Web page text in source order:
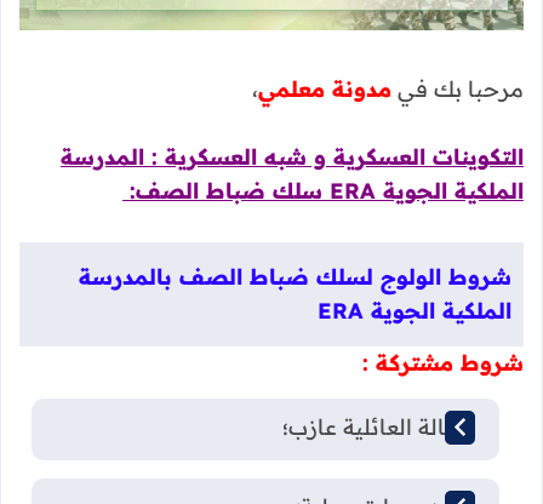
مرحبا بك في مدونة معلمي،
التكوينات العسكرية و شبه العسكرية : المدرسة
الملكية الجوية ERA سلك ضباط الصف:
شروط الولوج لسلك ضباط الصف بالمدرسة
الملكية الجوية ERA
شروط مشتركة :
الحالة العائلية عازب؛